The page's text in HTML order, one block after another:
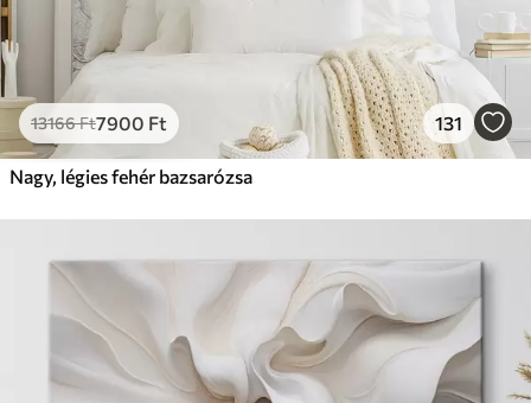
13166Ft7900 Ft 131
Nagy, légies fehér bazsarózsa